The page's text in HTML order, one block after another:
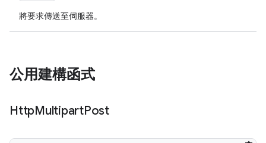
將要求傳送至伺服器。
公用建構函式
HttpMultipartPost